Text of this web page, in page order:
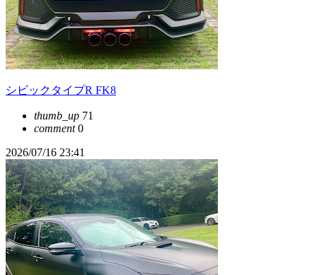
シビックタイプR FK8
thumb_up 71
comment0
2026/07/16 23:41